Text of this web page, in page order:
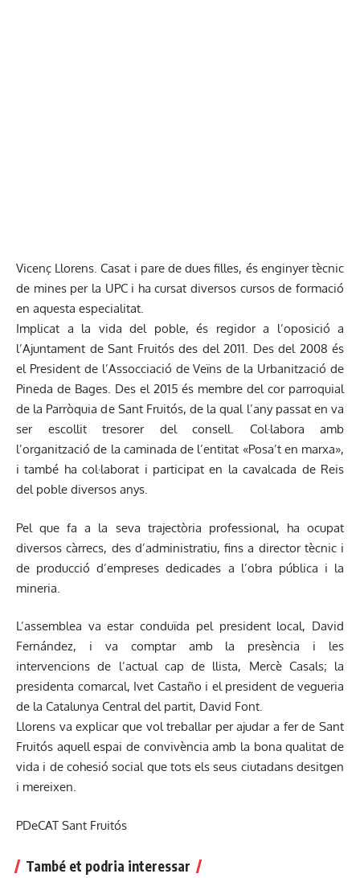
Vicenç Llorens. Casat i pare de dues filles, és enginyer tècnic
de mines per la UPC i ha cursat diversos cursos de formació
en aquesta especialitat.
Implicat a la vida del poble, és regidor a l’oposició a
l’Ajuntament de Sant Fruitós des del 2011. Des del 2008 és
el President de l’Assocciació de Veïns de la Urbanització de
Pineda de Bages. Des el 2015 és membre del cor parroquial
de la Parròquia de Sant Fruitós, de la qual l’any passat en va
ser escollit tresorer del consell. Col·labora amb
l’organització de la caminada de l’entitat «Posa’t en marxa»,
i també ha col·laborat i participat en la cavalcada de Reis
del poble diversos anys.
Pel que fa a la seva trajectòria professional, ha ocupat
diversos càrrecs, des d’administratiu, fins a director tècnic i
de producció d’empreses dedicades a l’obra pública i la
mineria.
L’assemblea va estar conduïda pel president local, David
Fernández, i va comptar amb la presència i les
intervencions de l’actual cap de llista, Mercè Casals; la
presidenta comarcal, Ivet Castaño i el president de vegueria
de la Catalunya Central del partit, David Font.
Llorens va explicar que vol treballar per ajudar a fer de Sant
Fruitós aquell espai de convivència amb la bona qualitat de
vida i de cohesió social que tots els seus ciutadans desitgen
i mereixen.
PDeCAT Sant Fruitós
També et podria interessar